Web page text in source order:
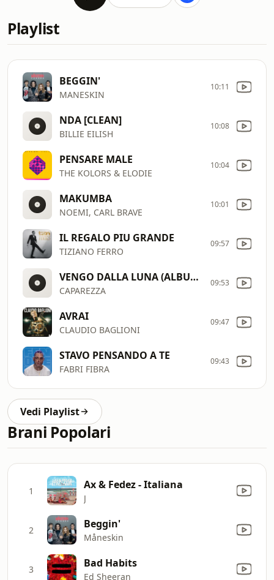
Playlist
BEGGIN'
MANESKIN
10:11
NDA [CLEAN]
BILLIE EILISH
10:08
PENSARE MALE
THE KOLORS & ELODIE
10:04
MAKUMBA
NOEMI, CARL BRAVE
10:01
IL REGALO PIU GRANDE
TIZIANO FERRO
09:57
VENGO DALLA LUNA (ALBUM VERSION)
CAPAREZZA
09:53
AVRAI
CLAUDIO BAGLIONI
09:47
STAVO PENSANDO A TE
FABRI FIBRA
09:43
Vedi Playlist
Brani Popolari
1 Ax & Fedez - Italiana
J
2 Beggin'
Måneskin
3 Bad Habits
Ed Sheeran